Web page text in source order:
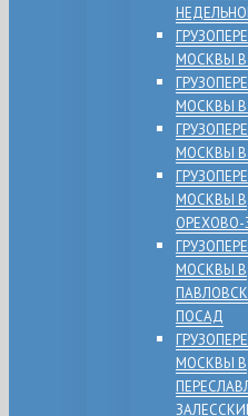
МОСКВЫ
МОСКВЫ
МОСКВЫ
МОСКВЫ В
ОРЕХОВО-
МОСКВЫ В
ПОСАД
МОСКВЫ В